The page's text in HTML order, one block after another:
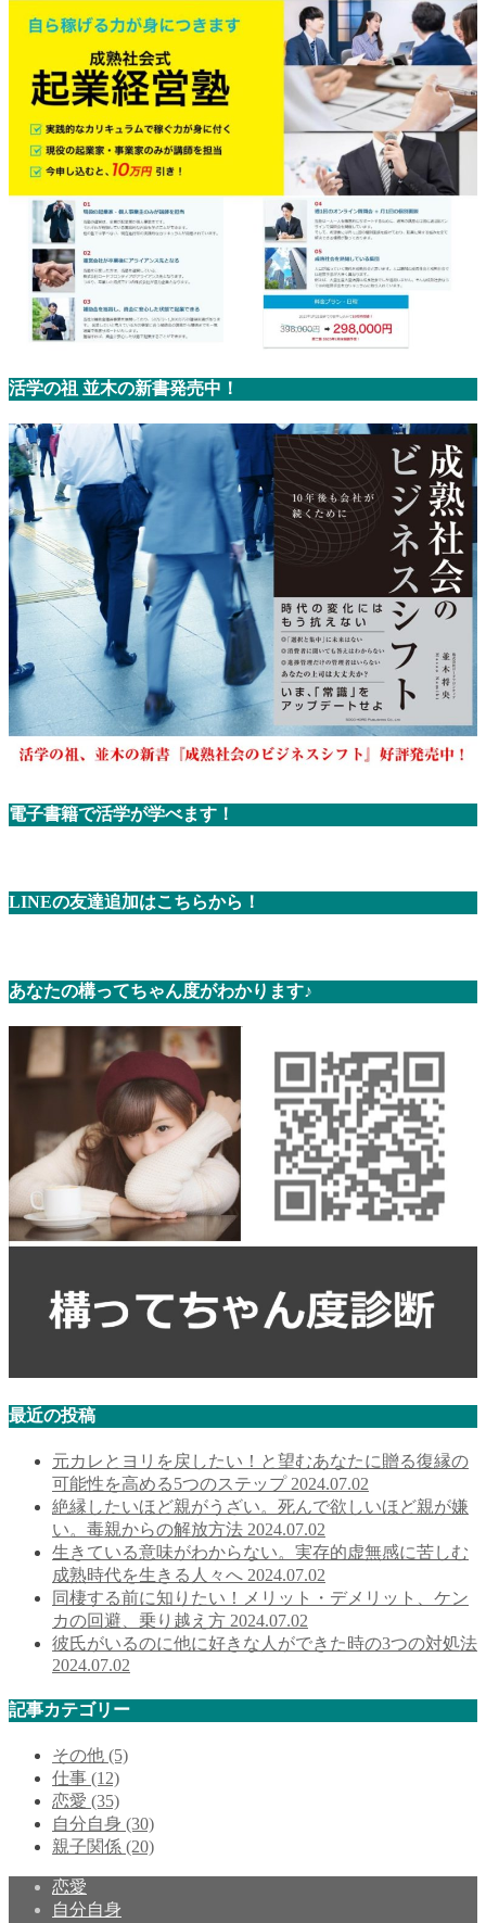
活学の祖 並木の新書発売中！
電子書籍で活学が学べます！
LINEの友達追加はこちらから！
あなたの構ってちゃん度がわかります♪
最近の投稿
元カレとヨリを戻したい！と望むあなたに贈る復縁の
可能性を高める5つのステップ 2024.07.02
絶縁したいほど親がうざい。死んで欲しいほど親が嫌
い。毒親からの解放方法 2024.07.02
生きている意味がわからない。実存的虚無感に苦しむ
成熟時代を生きる人々へ 2024.07.02
同棲する前に知りたい！メリット・デメリット、ケン
カの回避、乗り越え方 2024.07.02
彼氏がいるのに他に好きな人ができた時の3つの対処法
2024.07.02
記事カテゴリー
その他 (5)
仕事 (12)
恋愛 (35)
自分自身 (30)
親子関係 (20)
恋愛
自分自身